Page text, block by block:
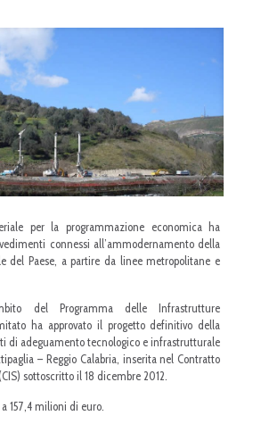
per la programmazione economica ha
connessi all’ammodernamento della
del Paese, a partire da linee metropolitane e
del Programma delle Infrastrutture
ha approvato il progetto definitivo della
di adeguamento tecnologico e infrastrutturale
– Reggio Calabria, inserita nel Contratto
sottoscritto il 18 dicembre 2012.
157,4 milioni di euro.